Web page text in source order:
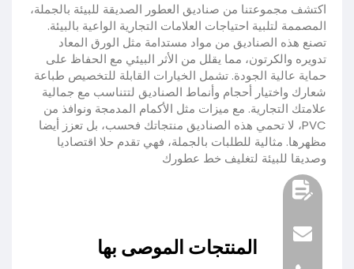
اكتشف مجموعتنا من صناديق العطور الصديقة للبيئة بالجملة،
المصممة لتلبية احتياجات العلامات التجارية الواعية بالبيئة.
تصنع هذه الصناديق من مواد مستدامة مثل الورق المعاد
تدويره والكرتون، مما يقلل من الأثر البيئي مع الحفاظ على
حماية عالية الجودة. تشمل الخيارات القابلة للتخصيص طباعة
شعارك واختيار أحجام وأنماط الصناديق لتتناسب مع جمالية
علامتك التجارية. مع ميزات مثل الأكمام المدمجة ونوافذ من
PVC، لا تحمي هذه الصناديق منتجاتك فحسب، بل تعزز أيضا
مظهرها. مثالية للطلبات بالجملة، فهي تقدم حلا اقتصاديا
وصديقا للبيئة لتغليف خط عطورك
المنتجات الموصى بها